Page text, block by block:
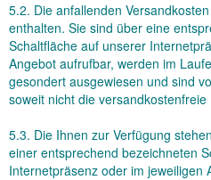
5.2. Die anfallenden
enthalten. Sie sind über eine
Schaltfläche auf unserer
Angebot aufrufbar, werden im
gesondert ausgewiesen und sind
soweit nicht die
5.3. Die Ihnen zur Verfügung
einer entsprechend bezeichneten
Internetpräsenz oder im jeweiligen